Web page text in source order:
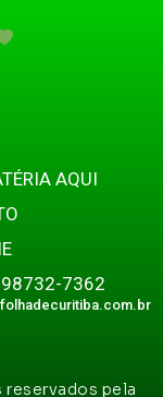
AQUI
7362
pela